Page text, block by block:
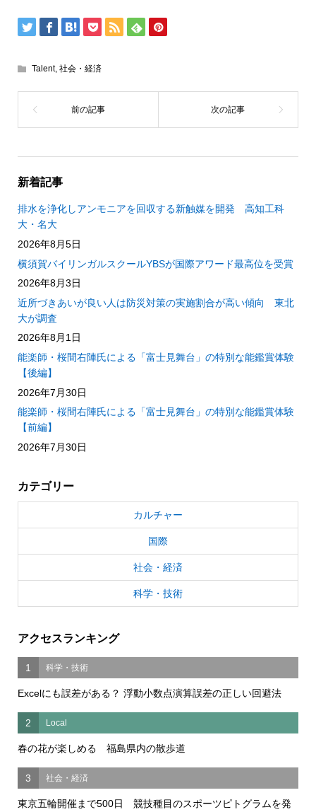
Talent, 社会・経済
新着記事
排水を浄化しアンモニアを回収する新触媒を開発 高知工科
大・名大
2026年8月5日
横須賀バイリンガルスクールYBSが国際アワード最高位を受賞
2026年8月3日
近所づきあいが良い人は防災対策の実施割合が高い傾向 東北
大が調査
2026年8月1日
能楽師・桜間右陣氏による「富士見舞台」の特別な能鑑賞体験
【後編】
2026年7月30日
能楽師・桜間右陣氏による「富士見舞台」の特別な能鑑賞体験
【前編】
2026年7月30日
カテゴリー
カルチャー
国際
社会・経済
科学・技術
アクセスランキング
1 科学・技術
Excelにも誤差がある？ 浮動小数点演算誤差の正しい回避法
2 Local
春の花が楽しめる 福島県内の散歩道
3 社会・経済
東京五輪開催まで500日 競技種目のスポーツピトグラムを発